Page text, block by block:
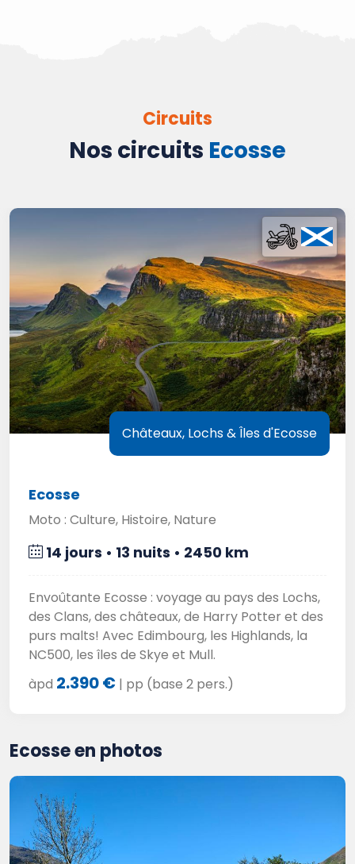
Circuits
Nos circuits Ecosse
Châteaux, Lochs & Îles d'Ecosse
Ecosse
Moto : Culture, Histoire, Nature
14 jours • 13 nuits • 2450 km
Envoûtante Ecosse : voyage au pays des Lochs,
des Clans, des châteaux, de Harry Potter et des
purs malts! Avec Edimbourg, les Highlands, la
NC500, les îles de Skye et Mull.
àpd 2.390 € | pp (base 2 pers.)
Ecosse en photos